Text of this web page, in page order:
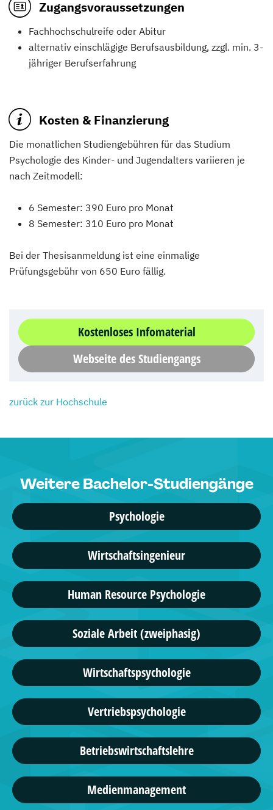
Zugangsvoraussetzungen
Fachhochschulreife oder Abitur
alternativ einschlägige Berufsausbildung, zzgl. min. 3-
jähriger Berufserfahrung
Kosten & Finanzierung
Die monatlichen Studiengebühren für das Studium
Psychologie des Kinder- und Jugendalters variieren je
nach Zeitmodell:
6 Semester: 390 Euro pro Monat
8 Semester: 310 Euro pro Monat
Bei der Thesisanmeldung ist eine einmalige
Prüfungsgebühr von 650 Euro fällig.
Kostenloses Infomaterial
Webseite des Studiengangs
zurück zur Hochschule
Weitere Bachelor-Studiengänge
Psychologie
Wirtschaftsingenieur
Human Resource Psychologie
Soziale Arbeit (zweiphasig)
Wirtschaftspsychologie
Vertriebspsychologie
Betriebswirtschaftslehre
Medienmanagement